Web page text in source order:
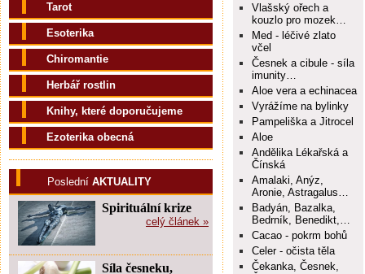
Vlašský ořech a
kouzlo pro mozek…
Med - léčivé zlato
včel
Česnek a cibule - síla
imunity…
Aloe vera a echinacea
Vyrážíme na bylinky
Pampeliška a Jitrocel
Aloe
Andělika Lékařská a
Čínská
Amalaki, Anýz,
Aronie, Astragalus…
Badyán, Bazalka,
Bedrník, Benedikt,…
Cacao - pokrm bohů
Celer - očista těla
Čekanka, Česnek,
Tarot
Esoterika
Chiromantie
Herbář rostlin
Knihy, které doporučujeme
Ezoterika obecná
Poslední AKTUALITY
Spirituální krize
celý článek »
Síla česneku,